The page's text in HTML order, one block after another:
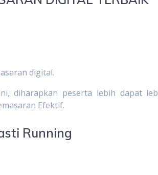
digital.
diharapkan peserta lebih dapat
Efektif.
Running